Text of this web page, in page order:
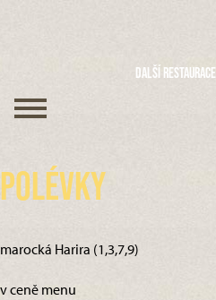
Další restaurace
Polévky
marocká Harira (1,3,7,9)
v ceně menu